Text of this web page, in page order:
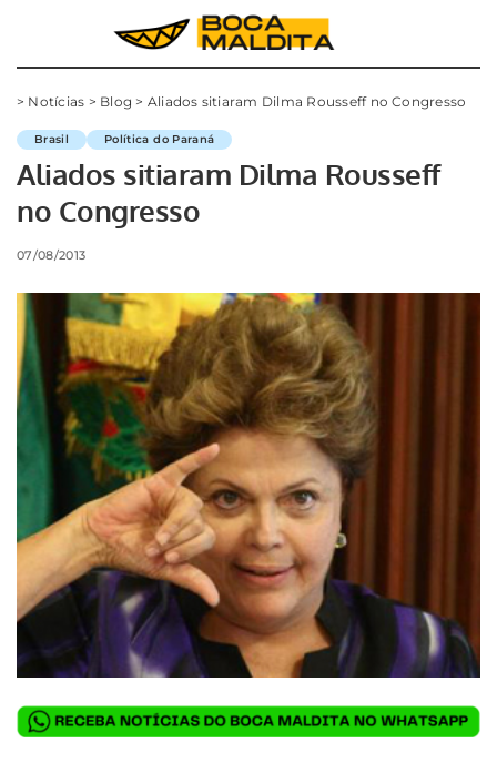
> Notícias > Blog > Aliados sitiaram Dilma Rousseff no Congresso
Brasil Política do Paraná
Aliados sitiaram Dilma Rousseff
no Congresso
07/08/2013